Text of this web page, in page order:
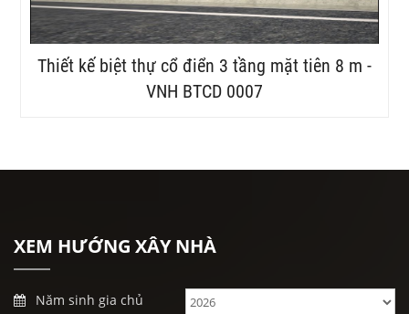
Thiết kế biệt thự cổ điển 3 tầng mặt tiên 8 m -
VNH BTCD 0007
XEM HƯỚNG XÂY NHÀ
Năm sinh gia chủ